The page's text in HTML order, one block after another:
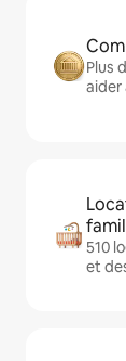
Plus
aider
510
et